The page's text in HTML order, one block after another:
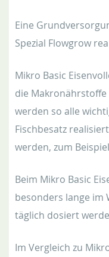
Eine
Spezial Flowgrow
Mikro Basic
die Makronährstoffe
werden so alle
Fischbesatz
werden, zum
Beim Mikro Basic
besonders lange im
täglich dosiert
Im Vergleich zu